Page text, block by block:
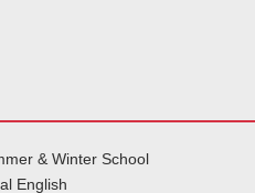
& Winter School
English